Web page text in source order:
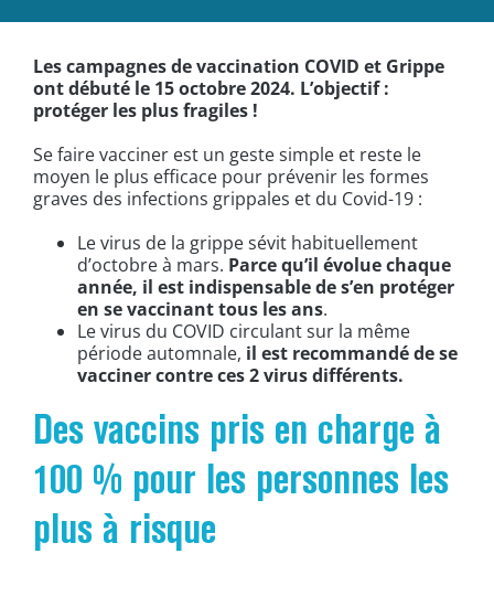
Les campagnes de vaccination COVID et Grippe
ont débuté le 15 octobre 2024. L’objectif :
protéger les plus fragiles !
Se faire vacciner est un geste simple et reste le
moyen le plus efficace pour prévenir les formes
graves des infections grippales et du Covid-19 :
Le virus de la grippe sévit habituellement
d’octobre à mars. Parce qu’il évolue chaque
année, il est indispensable de s’en protéger
en se vaccinant tous les ans.
Le virus du COVID circulant sur la même
période automnale, il est recommandé de se
vacciner contre ces 2 virus différents.
Des vaccins pris en charge à
100 % pour les personnes les
plus à risque